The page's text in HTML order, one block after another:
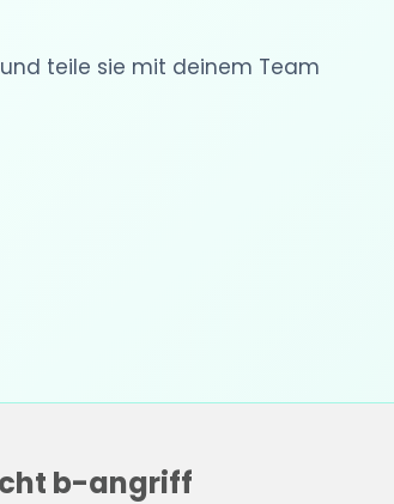
teile sie mit deinem Team
b-angriff